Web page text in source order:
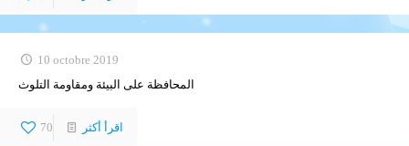
10 octobre 2019
المحافظة على البيئة ومقاومة التلوث
70 اقرأ أكثر